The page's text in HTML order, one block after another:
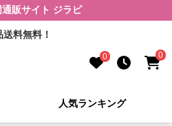
販サイト ジラピ
送料無料！
0 0
人気ランキング